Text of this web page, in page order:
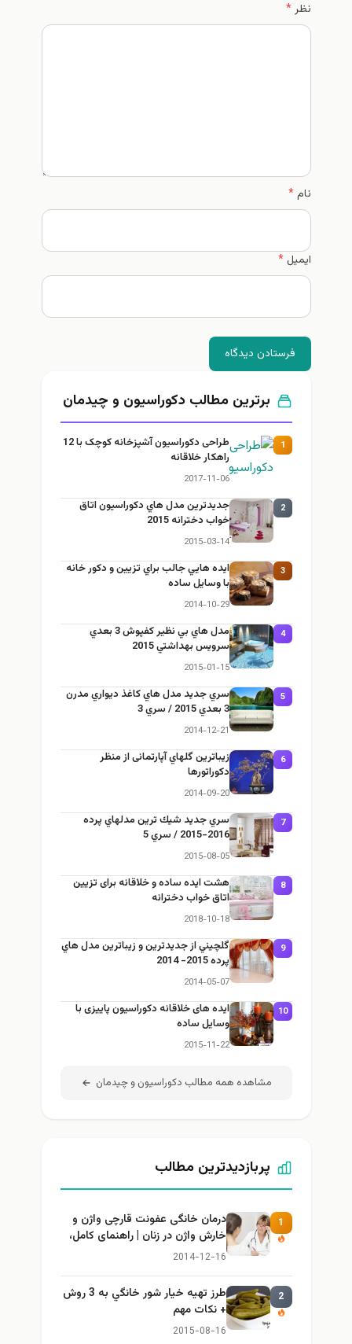
نظر*
نام*
ایمیل*
فرستادن دیدگاه
برترین مطالب دكوراسيون و چيدمان
1
طراحی دکوراسیون آشپزخانه کوچک با 12
راهکار خلاقانه
2017-11-06
2
جديدترين مدل هاي دكوراسيون اتاق
خواب دخترانه 2015
2015-03-14
3
ايده هايي جالب براي تزيين و دكور خانه
با وسايل ساده
2014-10-29
4
مدل هاي بي نظير كفپوش 3 بعدي
سرويس بهداشتي 2015
2015-01-15
5
سري جديد مدل هاي كاغذ ديواري مدرن
3 بعدي 2015 / سري 3
2014-12-21
6
زيباترين گلهاي آپارتمانى از منظر
دكوراتورها
2014-09-20
7
سري جديد شيك ترين مدلهاي پرده
2016-2015 / سري 5
2015-08-05
8
هشت ایده ساده و خلاقانه برای تزیین
اتاق خواب دخترانه
2018-10-18
9
گلچيني از جديدترين و زيباترين مدل هاي
پرده 2015- 2014
2014-05-07
10
ایده های خلاقانه دکوراسیون پاییزی با
وسایل ساده
2015-11-22
مشاهده همه مطالب دكوراسيون و چيدمان
پربازدیدترین مطالب
1
درمان خانگی عفونت قارچی واژن و
خارش واژن در زنان | راهنمای کامل،
ایمن و کاربردی
2014-12-16
2
طرز تهيه خیار شور خانگي به 3 روش
+ نكات مهم
2015-08-16